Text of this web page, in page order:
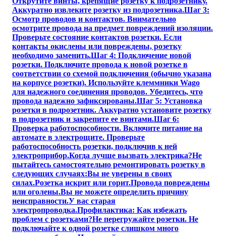
Аккуратно извлеките розетку из подрозетника.Шаг 3:
Осмотр проводов и контактов. Внимательно
осмотрите провода на предмет повреждений изоляции.
Проверьте состояние контактов розетки. Если
контакты окислены или повреждены, розетку
необходимо заменить.Шаг 4: Подключение новой
розетки. Подключите провода к новой розетке в
соответствии со схемой подключения (обычно указана
на корпусе розетки). Используйте клеммники Wago
для надежного соединения проводов. Убедитесь, что
провода надежно зафиксированы.Шаг 5: Установка
розетки в подрозетник. Аккуратно установите розетку
в подрозетник и закрепите ее винтами.Шаг 6:
Проверка работоспособности. Включите питание на
автомате в электрощите. Проверьте
работоспособность розетки, подключив к ней
электроприбор.Когда лучше вызвать электрика?Не
пытайтесь самостоятельно ремонтировать розетку в
следующих случаях:Вы не уверены в своих
силах.Розетка искрит или горит.Провода повреждены
или оголены.Вы не можете определить причину
неисправности.У вас старая
электропроводка.Профилактика: Как избежать
проблем с розетками?Не перегружайте розетки. Не
подключайте к одной розетке слишком много